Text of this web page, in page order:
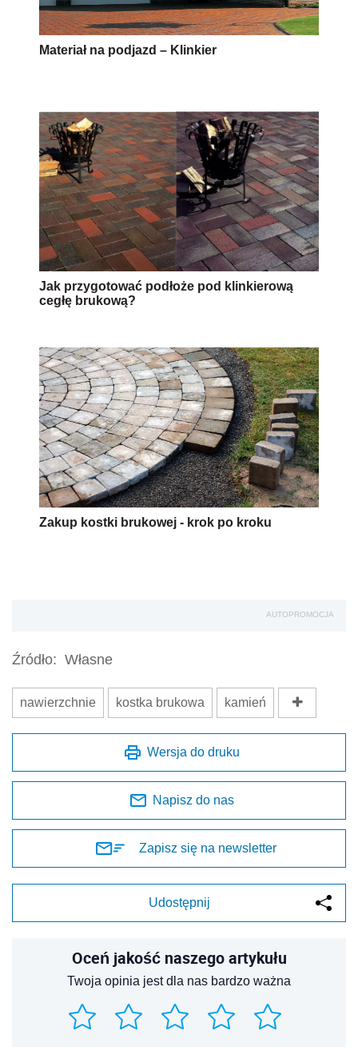
Materiał na podjazd – Klinkier
Jak przygotować podłoże pod klinkierową
cegłę brukową?
Zakup kostki brukowej - krok po kroku
AUTOPROMOCJA
Źródło: Własne
nawierzchnie kostka brukowa kamień
Wersja do druku
Napisz do nas
Zapisz się na newsletter
Udostępnij
Oceń jakość naszego artykułu
Twoja opinia jest dla nas bardzo ważna